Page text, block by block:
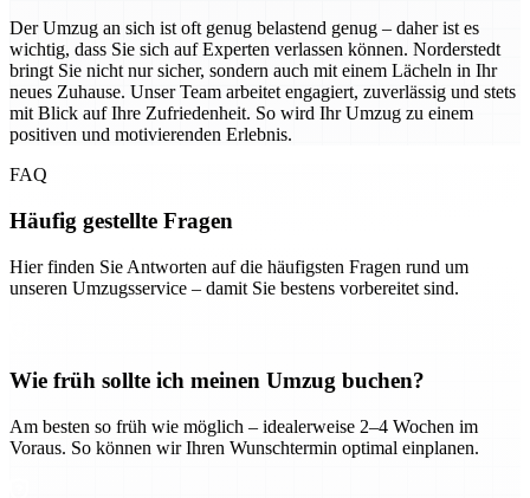
Der Umzug an sich ist oft genug belastend genug – daher ist es
wichtig, dass Sie sich auf Experten verlassen können. Norderstedt
bringt Sie nicht nur sicher, sondern auch mit einem Lächeln in Ihr
neues Zuhause. Unser Team arbeitet engagiert, zuverlässig und stets
mit Blick auf Ihre Zufriedenheit. So wird Ihr Umzug zu einem
positiven und motivierenden Erlebnis.
FAQ
Häufig gestellte Fragen
Hier finden Sie Antworten auf die häufigsten Fragen rund um
unseren Umzugsservice – damit Sie bestens vorbereitet sind.
Wie früh sollte ich meinen Umzug buchen?
Am besten so früh wie möglich – idealerweise 2–4 Wochen im
Voraus. So können wir Ihren Wunschtermin optimal einplanen.